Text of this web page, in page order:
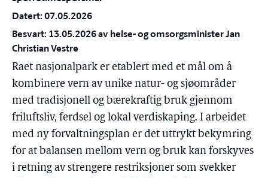
Datert: 07.05.2026
Besvart: 13.05.2026 av helse- og omsorgsminister Jan
Christian Vestre
Raet nasjonalpark er etablert med et mål om å
kombinere vern av unike natur- og sjøområder
med tradisjonell og bærekraftig bruk gjennom
friluftsliv, ferdsel og lokal verdiskaping. I arbeidet
med ny forvaltningsplan er det uttrykt bekymring
for at balansen mellom vern og bruk kan forskyves
i retning av strengere restriksjoner som svekker